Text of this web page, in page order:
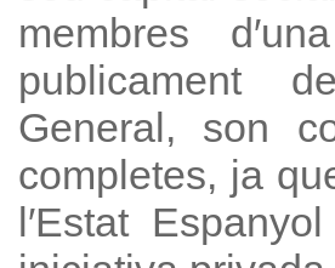
membres
publicament
General, son
completes, ja
l′Estat